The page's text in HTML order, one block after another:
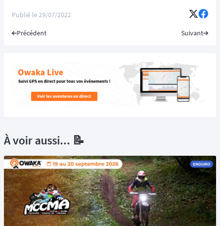
Publié le29/07/2022
Précédent Suivant
À voir aussi... 📝